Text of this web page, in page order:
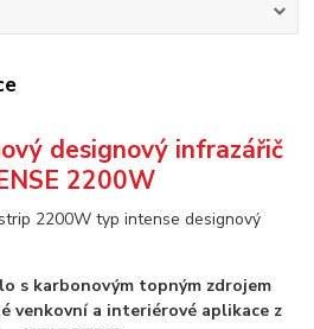
designový infrazářič
2200W
s karbonovým topným zdrojem
venkovní a interiérové aplikace z